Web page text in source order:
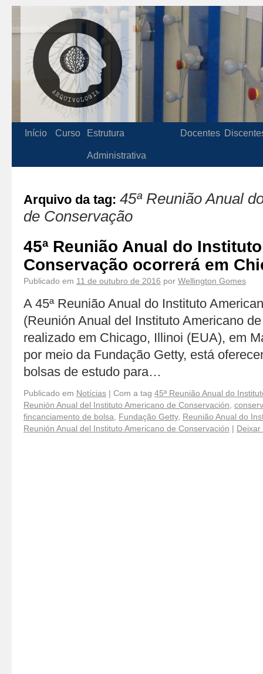
Início Curso Estrutura
Administrativa
Docentes
Arquivo da tag: 45ª Reunião Anual
de Conservação
45ª Reunião Anual do
Conservação ocorrerá em
Publicado em 11 de outubro de 2016 por Wellington Gomes
A 45ª Reunião Anual do Instituto
(Reunión Anual del Instituto Americano
realizado em Chicago, Illinoi (EUA), em
por meio da Fundação Getty, está
bolsas de estudo para…
Publicado em Notícias | Com a tag 45ª Reunião Anual do
Reunión Anual del Instituto Americano de Conservación
fincanciamento de bolsa
Fundação Getty, Reunião Anual do
Reunión Anual del Instituto Americano de Conservación |